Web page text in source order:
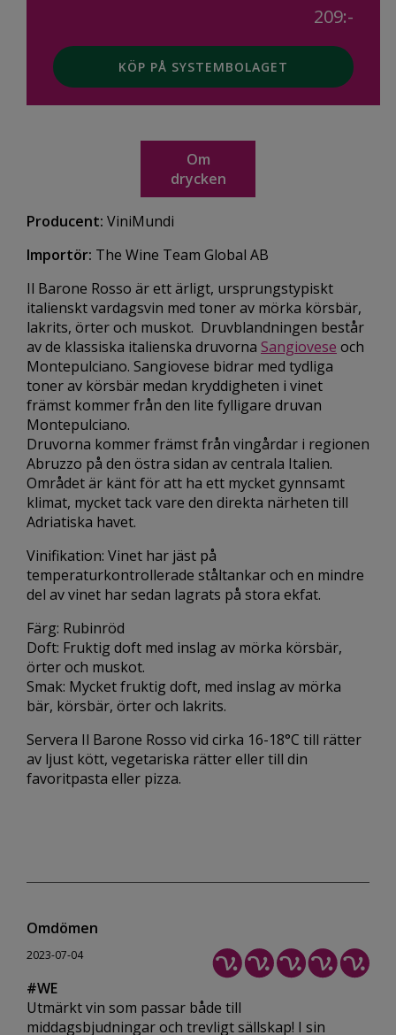
209:-
KÖP PÅ SYSTEMBOLAGET
Om
drycken
Producent: ViniMundi
Importör: The Wine Team Global AB
Il Barone Rosso är ett ärligt, ursprungstypiskt
italienskt vardagsvin med toner av mörka körsbär,
lakrits, örter och muskot. Druvblandningen består
av de klassiska italienska druvorna Sangiovese och
Montepulciano. Sangiovese bidrar med tydliga
toner av körsbär medan kryddigheten i vinet
främst kommer från den lite fylligare druvan
Montepulciano.
Druvorna kommer främst från vingårdar i regionen
Abruzzo på den östra sidan av centrala Italien.
Området är känt för att ha ett mycket gynnsamt
klimat, mycket tack vare den direkta närheten till
Adriatiska havet.
Vinifikation: Vinet har jäst på
temperaturkontrollerade ståltankar och en mindre
del av vinet har sedan lagrats på stora ekfat.
Färg: Rubinröd
Doft: Fruktig doft med inslag av mörka körsbär,
örter och muskot.
Smak: Mycket fruktig doft, med inslag av mörka
bär, körsbär, örter och lakrits.
Servera Il Barone Rosso vid cirka 16-18°C till rätter
av ljust kött, vegetariska rätter eller till din
favoritpasta eller pizza.
Omdömen
2023-07-04
#WE
Utmärkt vin som passar både till
middagsbjudningar och trevligt sällskap! I sin